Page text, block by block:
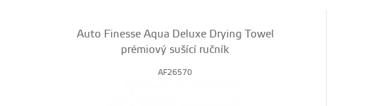
Auto Finesse Aqua Deluxe Drying Towel
prémiový sušící ručník
AF26570